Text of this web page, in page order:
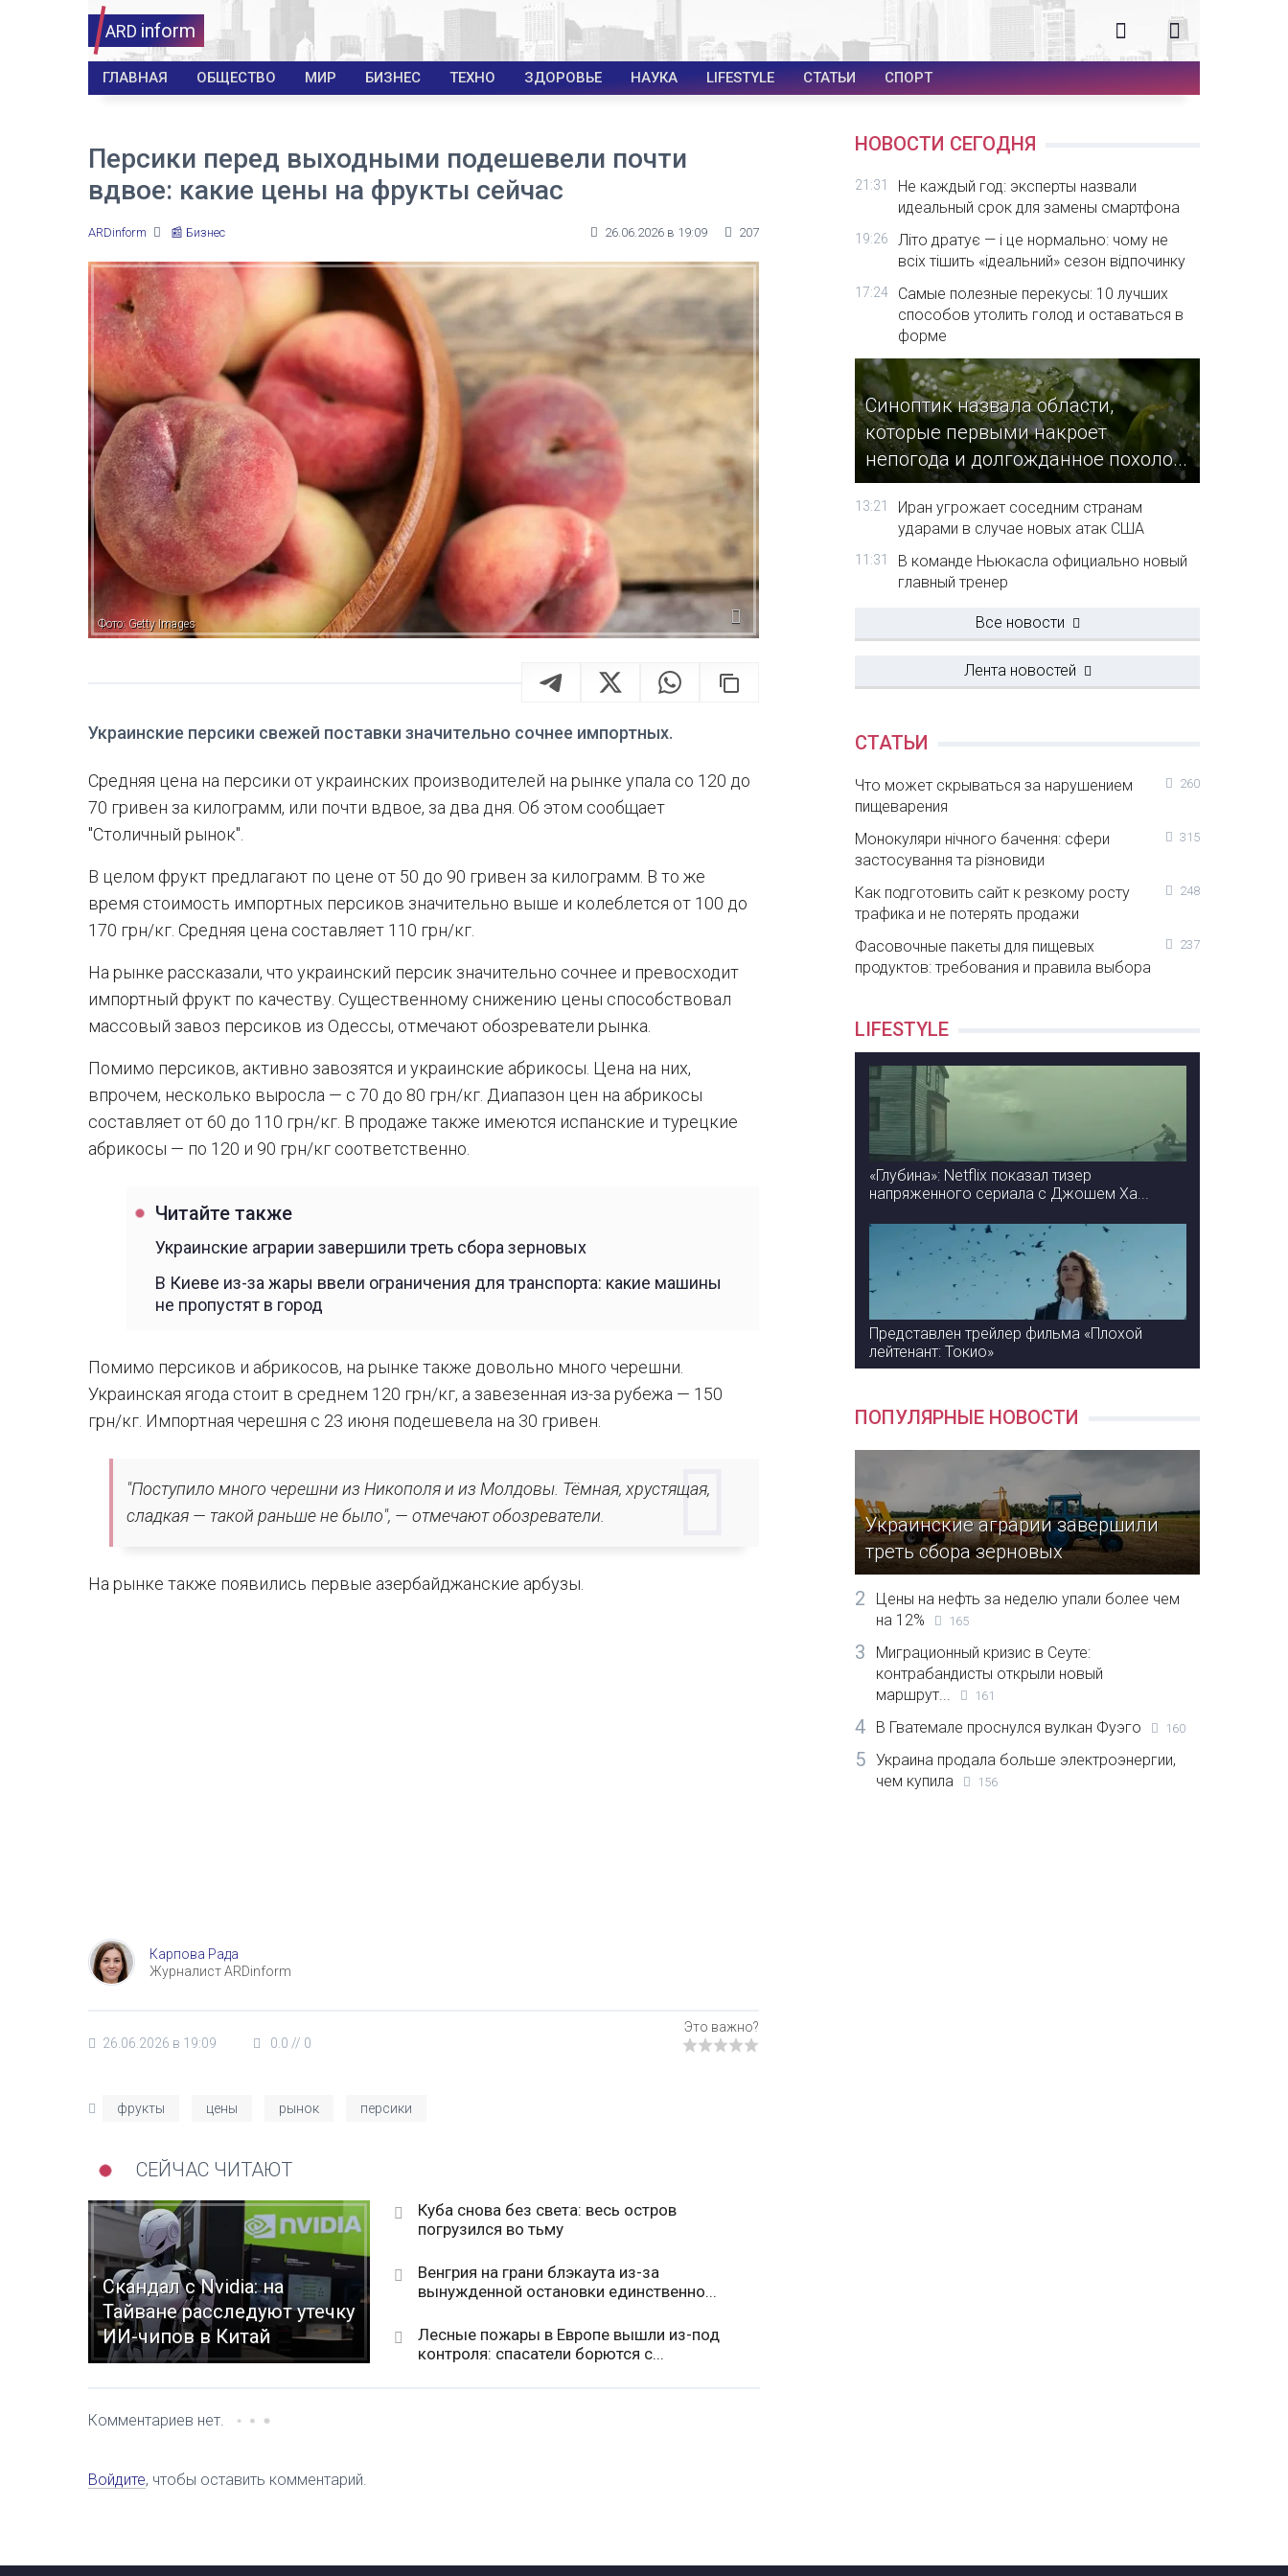
ARD inform
ГЛАВНАЯ ОБЩЕСТВО МИР БИЗНЕС ТЕХНО ЗДОРОВЬЕ НАУКА LIFESTYLE СТАТЬИ СПОРТ
Персики перед выходными подешевели почти
вдвое: какие цены на фрукты сейчас
ARDinform 📰 Бизнес 26.06.2026 в 19:09 207
Фото: Getty Images
Украинские персики свежей поставки значительно сочнее импортных.
Средняя цена на персики от украинских производителей на рынке упала со 120 до
70 гривен за килограмм, или почти вдвое, за два дня. Об этом сообщает
"Столичный рынок".
В целом фрукт предлагают по цене от 50 до 90 гривен за килограмм. В то же
время стоимость импортных персиков значительно выше и колеблется от 100 до
170 грн/кг. Средняя цена составляет 110 грн/кг.
На рынке рассказали, что украинский персик значительно сочнее и превосходит
импортный фрукт по качеству. Существенному снижению цены способствовал
массовый завоз персиков из Одессы, отмечают обозреватели рынка.
Помимо персиков, активно завозятся и украинские абрикосы. Цена на них,
впрочем, несколько выросла — с 70 до 80 грн/кг. Диапазон цен на абрикосы
составляет от 60 до 110 грн/кг. В продаже также имеются испанские и турецкие
абрикосы — по 120 и 90 грн/кг соответственно.
Читайте также
Украинские аграрии завершили треть сбора зерновых
В Киеве из-за жары ввели ограничения для транспорта: какие машины
не пропустят в город
Помимо персиков и абрикосов, на рынке также довольно много черешни.
Украинская ягода стоит в среднем 120 грн/кг, а завезенная из-за рубежа — 150
грн/кг. Импортная черешня с 23 июня подешевела на 30 гривен.
"Поступило много черешни из Никополя и из Молдовы. Тёмная, хрустящая,
сладкая — такой раньше не было", — отмечают обозреватели.
На рынке также появились первые азербайджанские арбузы.
Карпова Рада
Журналист ARDinform
26.06.2026 в 19:09 0.0 // 0
фрукты цены рынок персики
СЕЙЧАС ЧИТАЮТ
Скандал с Nvidia: на
Тайване расследуют утечку
ИИ-чипов в Китай
Куба снова без света: весь остров
погрузился во тьму
Венгрия на грани блэкаута из-за
вынужденной остановки единственно...
Лесные пожары в Европе вышли из-под
контроля: спасатели борются с...
Комментариев нет.
Войдите, чтобы оставить комментарий.
НОВОСТИ СЕГОДНЯ
21:31
Не каждый год: эксперты назвали
идеальный срок для замены смартфона
19:26
Літо дратує — і це нормально: чому не
всіх тішить «ідеальний» сезон відпочинку
17:24
Самые полезные перекусы: 10 лучших
способов утолить голод и оставаться в
форме
Синоптик назвала области,
которые первыми накроет
непогода и долгожданное похоло...
13:21
Иран угрожает соседним странам
ударами в случае новых атак США
11:31
В команде Ньюкасла официально новый
главный тренер
Все новости
Лента новостей
СТАТЬИ
Что может скрываться за нарушением
пищеварения
260
Монокуляри нічного бачення: сфери
застосування та різновиди
315
Как подготовить сайт к резкому росту
трафика и не потерять продажи
248
Фасовочные пакеты для пищевых
продуктов: требования и правила выбора
237
LIFESTYLE
«Глубина»: Netflix показал тизер
напряженного сериала с Джошем Ха...
Представлен трейлер фильма «Плохой
лейтенант: Токио»
ПОПУЛЯРНЫЕ НОВОСТИ
Украинские аграрии завершили
треть сбора зерновых
2
Цены на нефть за неделю упали более чем
на 12%
165
3
Миграционный кризис в Сеуте:
контрабандисты открыли новый
маршрут...
161
4 В Гватемале проснулся вулкан Фуэго 160
5
Украина продала больше электроэнергии,
чем купила
156